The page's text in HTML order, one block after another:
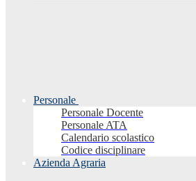
Personale
Personale Docente
Personale ATA
Calendario scolastico
Codice disciplinare
Azienda Agraria